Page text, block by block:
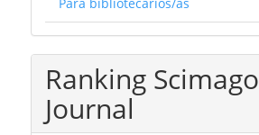
Ranking Scimago
Journal